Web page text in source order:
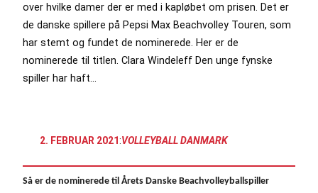
over hvilke damer der er med i kapløbet om prisen. Det er
de danske spillere på Pepsi Max Beachvolley Touren, som
har stemt og fundet de nominerede. Her er de
nominerede til titlen. Clara Windeleff Den unge fynske
spiller har haft…
2. FEBRUAR 2021:VOLLEYBALL DANMARK
Så er de nominerede til Årets Danske Beachvolleyballspiller